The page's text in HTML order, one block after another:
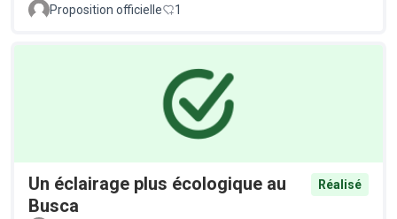
Proposition officielle 1
Un éclairage plus écologique au
Busca
Réalisé